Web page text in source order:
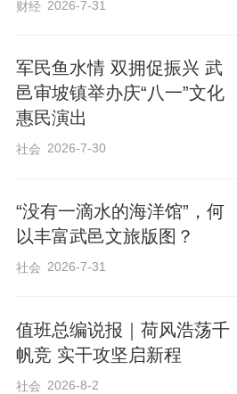
为让老年朋友们欢度佳
财经 2026-7-31
军民鱼水情 双拥促振兴 武
邑审坡镇举办庆“八一”文化
惠民演出
社会 2026-7-30
“没有一滴水的海洋馆”，何
以丰富武邑文旅版图？
社会 2026-7-31
值班总编说报｜荷风浩荡千
帆竞 实干攻坚启新程
社会 2026-8-2